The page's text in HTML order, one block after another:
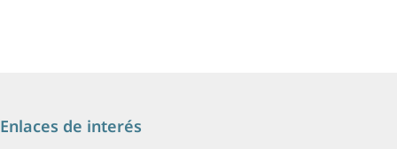
Enlaces de interés